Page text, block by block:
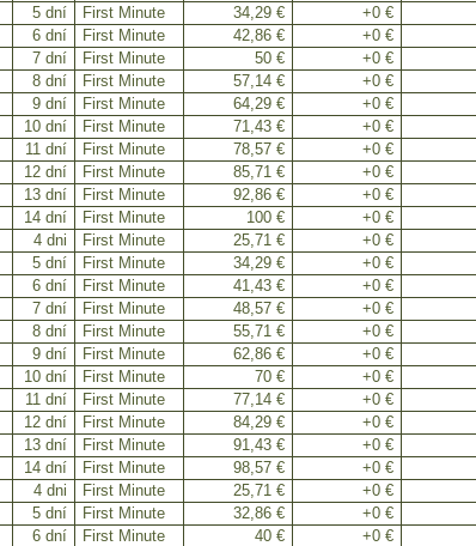
5 dní First Minute 34,29 €
+0 €
6 dní First Minute 42,86 €
+0 €
7 dní First Minute 50 €
+0 €
8 dní First Minute 57,14 €
+0 €
9 dní First Minute 64,29 €
+0 €
10 dní First Minute 71,43 €
+0 €
11 dní First Minute 78,57 €
+0 €
12 dní First Minute 85,71 €
+0 €
13 dní First Minute 92,86 €
+0 €
14 dní First Minute 100 €
+0 €
4 dni First Minute 25,71 €
+0 €
5 dní First Minute 34,29 €
+0 €
6 dní First Minute 41,43 €
+0 €
7 dní First Minute 48,57 €
+0 €
8 dní First Minute 55,71 €
+0 €
9 dní First Minute 62,86 €
+0 €
10 dní First Minute 70 €
+0 €
11 dní First Minute 77,14 €
+0 €
12 dní First Minute 84,29 €
+0 €
13 dní First Minute 91,43 €
+0 €
14 dní First Minute 98,57 €
+0 €
4 dni First Minute 25,71 €
+0 €
5 dní First Minute 32,86 €
+0 €
6 dní First Minute 40 €
+0 €